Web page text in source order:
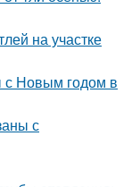
на участке
с Новым годом в
с